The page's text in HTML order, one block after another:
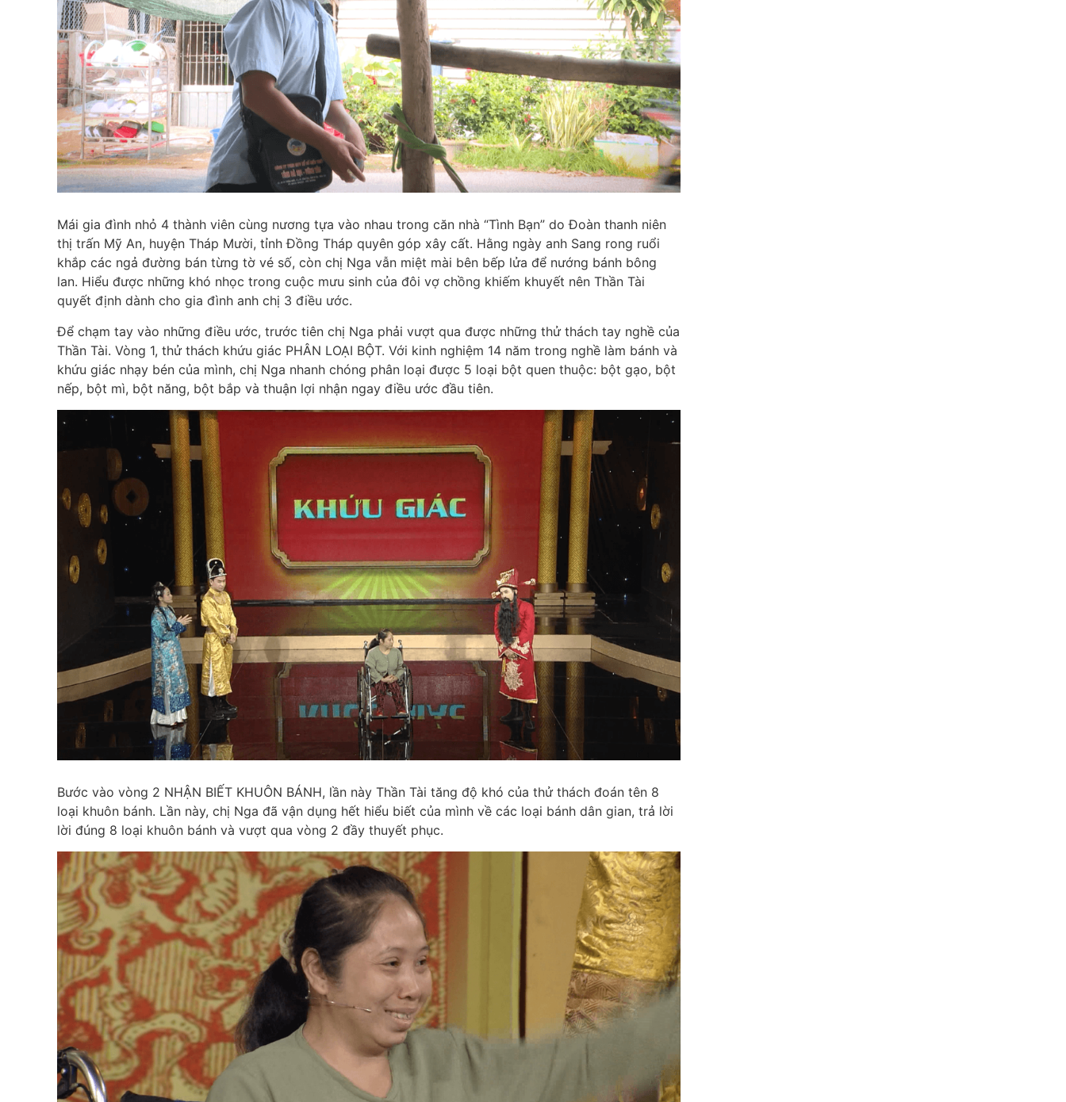
Mái gia đình nhỏ 4 thành viên cùng nương tựa vào nhau trong căn nhà “Tình Bạn” do Đoàn thanh niên
thị trấn Mỹ An, huyện Tháp Mười, tỉnh Đồng Tháp quyên góp xây cất. Hằng ngày anh Sang rong ruổi
khắp các ngả đường bán từng tờ vé số, còn chị Nga vẫn miệt mài bên bếp lửa để nướng bánh bông
lan. Hiểu được những khó nhọc trong cuộc mưu sinh của đôi vợ chồng khiếm khuyết nên Thần Tài
quyết định dành cho gia đình anh chị 3 điều ước.
Để chạm tay vào những điều ước, trước tiên chị Nga phải vượt qua được những thử thách tay nghề của
Thần Tài. Vòng 1, thử thách khứu giác PHÂN LOẠI BỘT. Với kinh nghiệm 14 năm trong nghề làm bánh và
khứu giác nhạy bén của mình, chị Nga nhanh chóng phân loại được 5 loại bột quen thuộc: bột gạo, bột
nếp, bột mì, bột năng, bột bắp và thuận lợi nhận ngay điều ước đầu tiên.
Bước vào vòng 2 NHẬN BIẾT KHUÔN BÁNH, lần này Thần Tài tăng độ khó của thử thách đoán tên 8
loại khuôn bánh. Lần này, chị Nga đã vận dụng hết hiểu biết của mình về các loại bánh dân gian, trả lời
lời đúng 8 loại khuôn bánh và vượt qua vòng 2 đầy thuyết phục.